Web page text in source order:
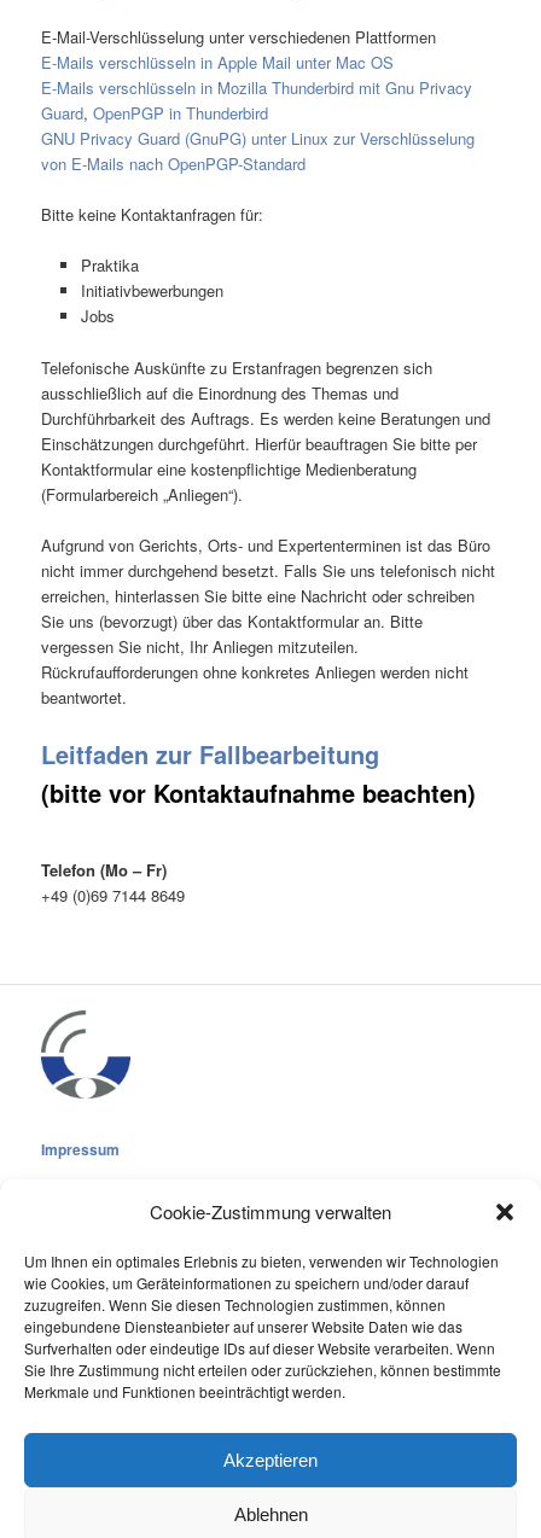
Cookie-Zustimmung verwalten
Um Ihnen ein optimales Erlebnis zu bieten, verwenden wir Technologien
wie Cookies, um Geräteinformationen zu speichern und/oder darauf
zuzugreifen. Wenn Sie diesen Technologien zustimmen, können
eingebundene Diensteanbieter auf unserer Website Daten wie das
Surfverhalten oder eindeutige IDs auf dieser Website verarbeiten. Wenn
Sie Ihre Zustimmung nicht erteilen oder zurückziehen, können bestimmte
Merkmale und Funktionen beeinträchtigt werden.
Akzeptieren
Ablehnen
E-Mail-Verschlüsselung unter verschiedenen Plattformen
E-Mails verschlüsseln in Apple Mail unter Mac OS
E-Mails verschlüsseln in Mozilla Thunderbird mit Gnu Privacy
Guard,OpenPGP in Thunderbird
GNU Privacy Guard (GnuPG) unter Linux zur Verschlüsselung
von E-Mails nach OpenPGP-Standard
Bitte keine Kontaktanfragen für:
Praktika
Initiativbewerbungen
Jobs
Telefonische Auskünfte zu Erstanfragen begrenzen sich
ausschließlich auf die Einordnung des Themas und
Durchführbarkeit des Auftrags. Es werden keine Beratungen und
Einschätzungen durchgeführt. Hierfür beauftragen Sie bitte per
Kontaktformular eine kostenpflichtige Medienberatung
(Formularbereich „Anliegen“).
Aufgrund von Gerichts, Orts- und Expertenterminen ist das Büro
nicht immer durchgehend besetzt. Falls Sie uns telefonisch nicht
erreichen, hinterlassen Sie bitte eine Nachricht oder schreiben
Sie uns (bevorzugt) über das Kontaktformular an. Bitte
vergessen Sie nicht, Ihr Anliegen mitzuteilen.
Rückrufaufforderungen ohne konkretes Anliegen werden nicht
beantwortet.
Leitfaden zur Fallbearbeitung
(bitte vor Kontaktaufnahme beachten)
Telefon (Mo – Fr)
+49 (0)69 7144 8649
Impressum
Cookie-Richtlinie (EU)
Datenschutzerklärung
Online Visitors:1
Last 30 Days Views:2.069